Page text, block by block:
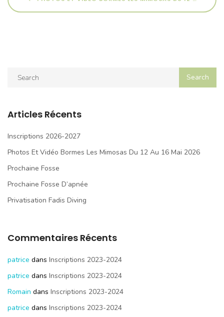
Articles Récents
Inscriptions 2026-2027
Photos Et Vidéo Bormes Les Mimosas Du 12 Au 16 Mai 2026
Prochaine Fosse
Prochaine Fosse D’apnée
Privatisation Fadis Diving
Commentaires Récents
patrice dans Inscriptions 2023-2024
patrice dans Inscriptions 2023-2024
Romain dans Inscriptions 2023-2024
patrice dans Inscriptions 2023-2024